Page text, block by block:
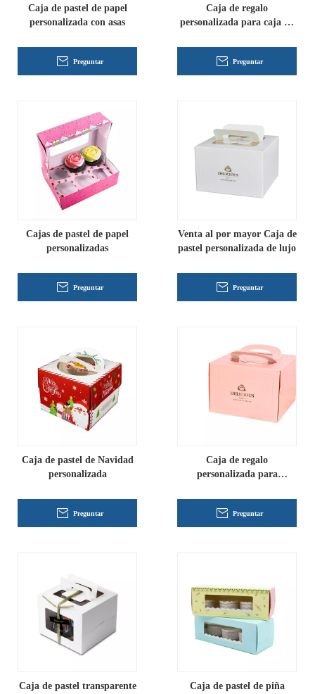
Caja de pastel de papel
personalizada con asas
Preguntar
Caja de regalo
personalizada para caja de
Preguntar
Cajas de pastel de papel
personalizadas
Preguntar
Venta al por mayor Caja de
pastel personalizada de lujo
Preguntar
Caja de pastel de Navidad
personalizada
Preguntar
Caja de regalo
personalizada para
Preguntar
Caja de pastel transparente
Caja de pastel de piña